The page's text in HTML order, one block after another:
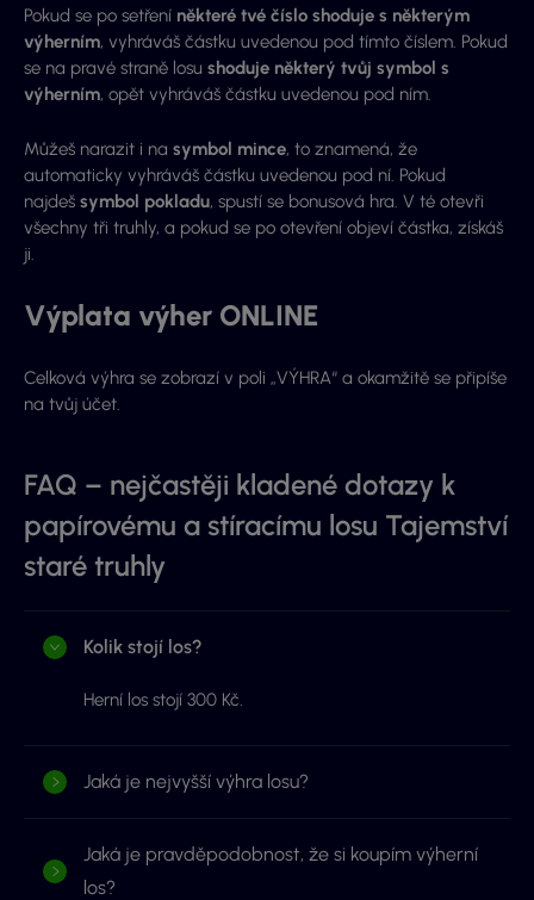
Pokud se po setření některé tvé číslo shoduje s některým
výherním, vyhráváš částku uvedenou pod tímto číslem. Pokud
se na pravé straně losu shoduje některý tvůj symbol s
výherním, opět vyhráváš částku uvedenou pod ním.
Můžeš narazit i na symbol mince, to znamená, že
automaticky vyhráváš částku uvedenou pod ní. Pokud
najdeš symbol pokladu, spustí se bonusová hra. V té otevři
všechny tři truhly, a pokud se po otevření objeví částka, získáš
ji.
Výplata výher ONLINE
Celková výhra se zobrazí v poli „VÝHRA“ a okamžitě se připíše
na tvůj účet.
FAQ – nejčastěji kladené dotazy k
papírovému a stíracímu losu Tajemství
staré truhly
Kolik stojí los?
Herní los stojí 300 Kč.
Jaká je nejvyšší výhra losu?
Jaká je pravděpodobnost, že si koupím výherní
los?